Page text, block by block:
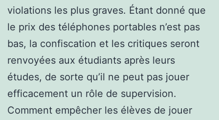
violations les plus graves. Étant donné que
le prix des téléphones portables n’est pas
bas, la confiscation et les critiques seront
renvoyées aux étudiants après leurs
études, de sorte qu’il ne peut pas jouer
efficacement un rôle de supervision.
Comment empêcher les élèves de jouer